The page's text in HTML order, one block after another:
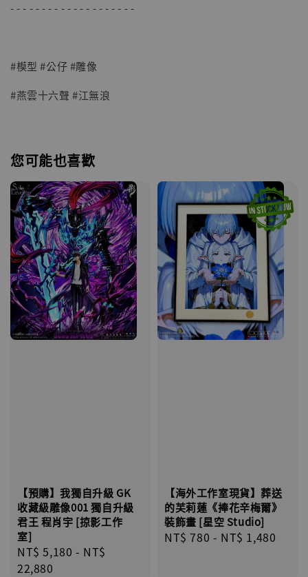
- - - - - - - - - - - - - - - - - - - -
#模型 #公仔 #雕像
#燕雲十六聲 #江無浪
您可能也喜歡
【預購】我獨自升級 GK
收藏級雕像001 獨自升級
君王 程肖宇 [掠影工作
室]
Regular
price
NT$ 5,180 - NT$
22,880
【海外工作室現貨】葬送
的芙莉蓮《捧花辛梅爾》
裝飾畫 [星空 Studio]
Regular
NT$ 780 - NT$ 1,480